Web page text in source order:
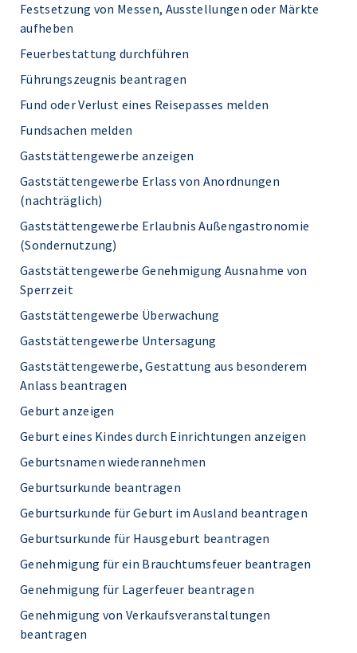
Festsetzung von Messen, Ausstellungen oder Märkte
aufheben
Feuerbestattung durchführen
Führungszeugnis beantragen
Fund oder Verlust eines Reisepasses melden
Fundsachen melden
Gaststättengewerbe anzeigen
Gaststättengewerbe Erlass von Anordnungen
(nachträglich)
Gaststättengewerbe Erlaubnis Außengastronomie
(Sondernutzung)
Gaststättengewerbe Genehmigung Ausnahme von
Sperrzeit
Gaststättengewerbe Überwachung
Gaststättengewerbe Untersagung
Gaststättengewerbe, Gestattung aus besonderem
Anlass beantragen
Geburt anzeigen
Geburt eines Kindes durch Einrichtungen anzeigen
Geburtsnamen wiederannehmen
Geburtsurkunde beantragen
Geburtsurkunde für Geburt im Ausland beantragen
Geburtsurkunde für Hausgeburt beantragen
Genehmigung für ein Brauchtumsfeuer beantragen
Genehmigung für Lagerfeuer beantragen
Genehmigung von Verkaufsveranstaltungen
beantragen